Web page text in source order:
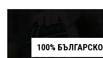
100% БЪЛГАРСКО